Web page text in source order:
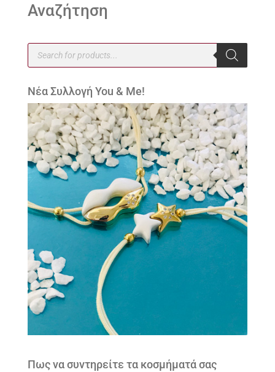
Αναζήτηση
Products
search
Νέα Συλλογή You & Me!
Πως να συντηρείτε τα κοσμήματά σας